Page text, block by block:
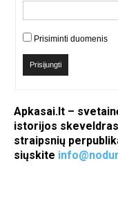
Prisiminti duomenis
Prisijungti
Apkasai.lt –
istorijos
straipsnių
siųskite